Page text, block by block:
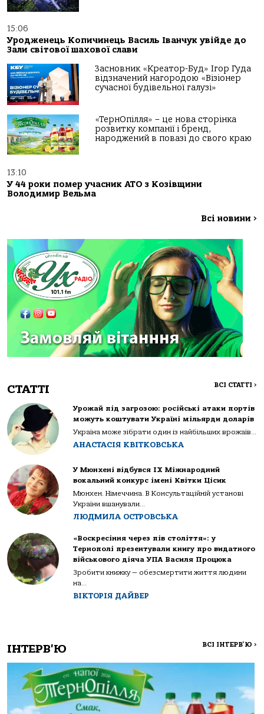
15:06
Уродженець Копичинець Василь Іванчук увійде до
Зали світової шахової слави
Засновник «Креатор-Буд» Ігор Гуда
відзначений нагородою «Візіонер
сучасної будівельної галузі»
«ТернОпілля» – це нова сторінка
розвитку компанії і бренд,
народжений в повазі до свого краю
13:10
У 44 роки помер учасник АТО з Козівщини
Володимир Вельма
Всі новини >
СТАТТІ ВСІ СТАТТІ >
Урожай під загрозою: російські атаки портів
можуть коштувати Україні мільярди доларів
Україна може зібрати один із найбільших врожаїв...
АНАСТАСІЯ КВІТКОВСЬКА
У Мюнхені відбувся IX Міжнародний
вокальний конкурс імені Квітки Цісик
Мюнхен. Німеччина. В Консультаційній установі
України вшанували...
ЛЮДМИЛА ОСТРОВСЬКА
«Воскресіння через пів століття»: у
Тернополі презентували книгу про видатного
військового діяча УПА Василя Процюка
Зробити книжку — обезсмертити життя людини
на...
ВІКТОРІЯ ДАЙВЕР
ІНТЕРВ'Ю ВСІ ІНТЕРВ'Ю >